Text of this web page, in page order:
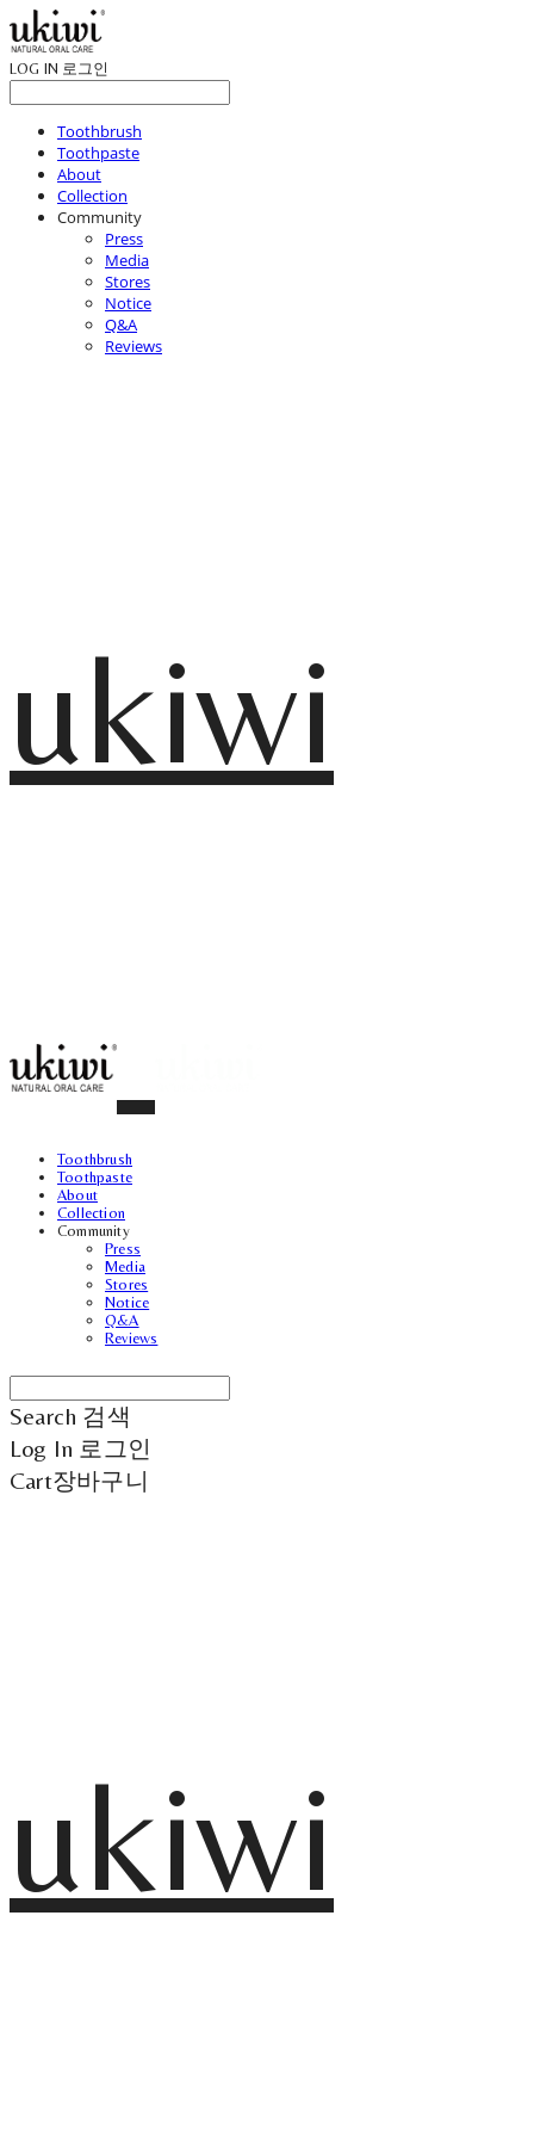
LOG IN 로그인
Toothbrush
Toothpaste
About
Collection
Community
Press
Media
Stores
Notice
Q&A
Reviews
ukiwi
Toothbrush
Toothpaste
About
Collection
Community
Press
Media
Stores
Notice
Q&A
Reviews
Search 검색
Log In 로그인
Cart장바구니
ukiwi